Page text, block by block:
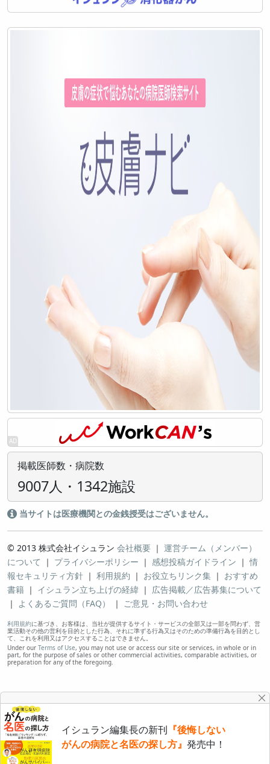
掲載医師数・病院数
9007人・1342施設
当サイトは医療機関との金銭授受はございません。
© 2013 株式会社イシュラン 会社概要 ｜ 運営チーム（メンバー）
について
｜ プライバシーポリシー ｜ 感想投稿ガイドライン ｜情
報セキュリティ方針 ｜ 利用規約 ｜ お役立ちリンク集 ｜ おすすめ
書籍 ｜ イシュラン立ち上げの経緯 ｜ 広告掲載／広告募集について
｜
よくあるご質問（FAQ） ｜ ご意見・お問い合わせ
利用規約に基づき、お客様は、当社が提供するサイト・サービスの全部又は一部を問わず、営
業活動その他の営利を目的とした行為、それに準ずる行為又はそのための準備行為を目的とし
て、これを利用又はアクセスすることはできません。
Under our Terms of Use, you may not use or access our site or services, in whole or in
part, for the purpose of sales or other commercial activities, comparable activities, or
preparation for any of the foregoing.
イシュラン編集長の新刊
『後悔しない
がんの病院と名医の探し方』 発売中！